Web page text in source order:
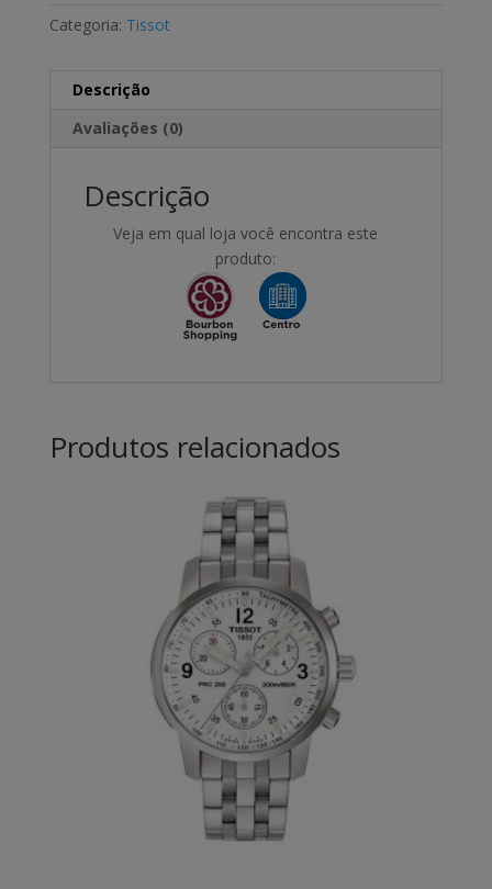
Categoria: Tissot
Descrição
Avaliações (0)
Descrição
Veja em qual loja você encontra este
produto:
Produtos relacionados